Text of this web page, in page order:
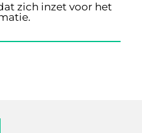
zich inzet voor het